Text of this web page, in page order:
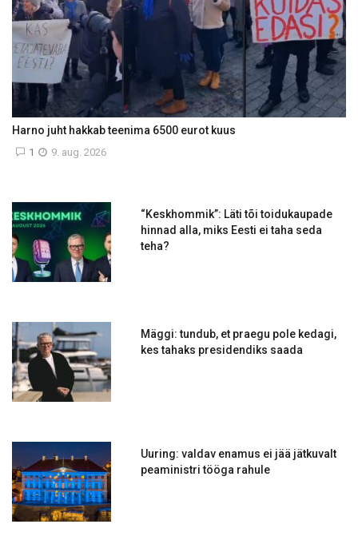
Harno juht hakkab teenima 6500 eurot kuus
9. aug. 2026
1
“Keskhommik”: Läti tõi toidukaupade
hinnad alla, miks Eesti ei taha seda
teha?
Mäggi: tundub, et praegu pole kedagi,
kes tahaks presidendiks saada
Uuring: valdav enamus ei jää jätkuvalt
peaministri tööga rahule